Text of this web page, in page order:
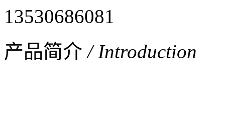
13530686081
产品简介 / Introduction